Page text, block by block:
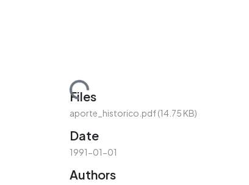
Loading...
Files
aporte_historico.pdf(14.75 KB)
Date
1991-01-01
Authors